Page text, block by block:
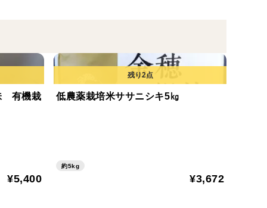
有機栽
¥5,400
低農薬栽培米ササニシキ5㎏
約5kg
¥3,672